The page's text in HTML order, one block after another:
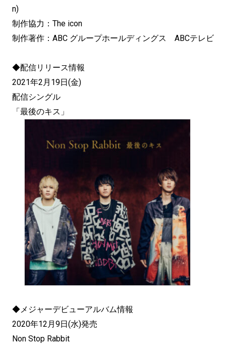
n)
制作協力：The icon
制作著作：ABC グループホールディングス ABCテレビ
◆配信リリース情報
2021年2月19日(金)
配信シングル
「最後のキス」
◆メジャーデビューアルバム情報
2020年12月9日(水)発売
Non Stop Rabbit